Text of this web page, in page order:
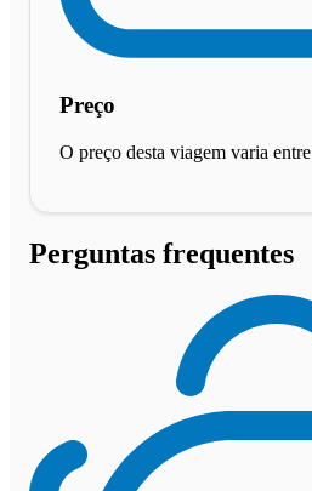
Preço
O preço desta viagem varia entre
Perguntas frequentes